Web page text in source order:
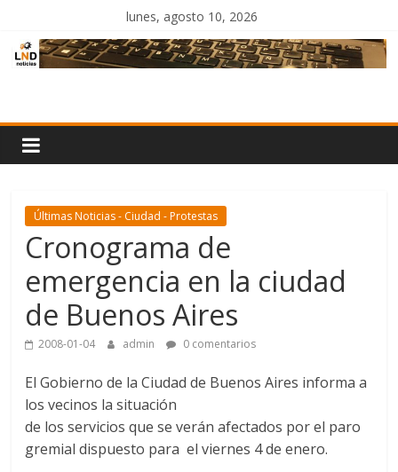
contenido
lunes, agosto 10, 2026
Noticias
Últimas Noticias - Ciudad - Protestas
Cronograma de
emergencia en la ciudad
de Buenos Aires
2008-01-04 admin 0 comentarios
El Gobierno de la Ciudad de Buenos Aires informa a
los vecinos la situación
de los servicios que se verán afectados por el paro
gremial dispuesto para el viernes 4 de enero.